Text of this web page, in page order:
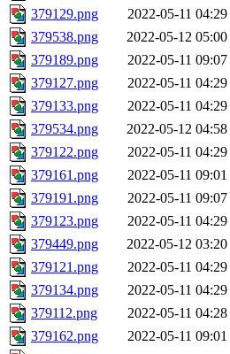
379129.png
2022-05-11 04:29
379538.png
2022-05-12 05:00
379189.png
2022-05-11 09:07
379127.png
2022-05-11 04:29
379133.png
2022-05-11 04:29
379534.png
2022-05-12 04:58
379122.png
2022-05-11 04:29
379161.png
2022-05-11 09:01
379191.png
2022-05-11 09:07
379123.png
2022-05-11 04:29
379449.png
2022-05-12 03:20
379121.png
2022-05-11 04:29
379134.png
2022-05-11 04:29
379112.png
2022-05-11 04:28
379162.png
2022-05-11 09:01